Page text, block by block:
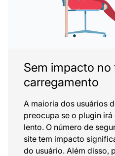
Sem impacto no
carregamento
A maioria dos usuários
preocupa se o plugin
lento. O número de
site tem impacto
do usuário. Além disso,